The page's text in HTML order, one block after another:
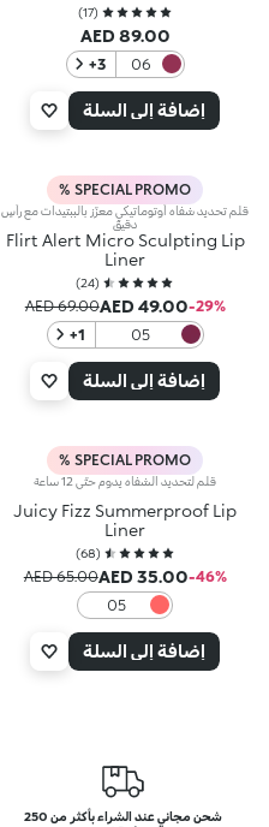
(
17
)
AED 89.00
06
Stay
Wild
‎+3
إضافة إلى السلة
SPECIAL PROMO %
قلم تحديد شفاه أوتوماتيكي معزّز بالببتيدات مع رأسٍ
دقيق
Flirt Alert Micro Sculpting Lip
Liner
(
24
)
‎-29‎%‎
AED 49.00
AED 69.00
05
Babe
‎+1
إضافة إلى السلة
SPECIAL PROMO %
قلم لتحديد الشفاه يدوم حتّى 12 ساعة
Juicy Fizz Summerproof Lip
Liner
(
68
)
‎-46‎%‎
AED 35.00
AED 65.00
05
Promise
إضافة إلى السلة
شحن مجاني عند الشراء بأكثر من 250